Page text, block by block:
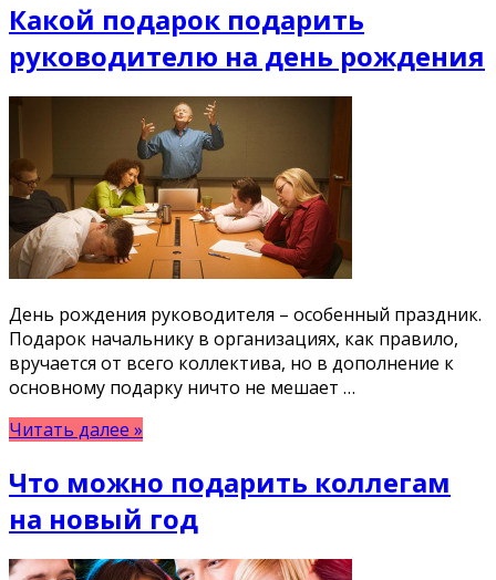
Какой подарок подарить
руководителю на день рождения
День рождения руководителя – особенный праздник.
Подарок начальнику в организациях, как правило,
вручается от всего коллектива, но в дополнение к
основному подарку ничто не мешает …
Читать далее »
Что можно подарить коллегам
на новый год